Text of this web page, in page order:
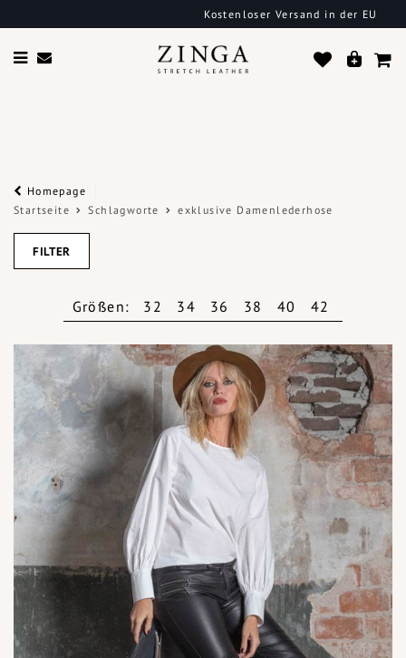
Kostenloser Versand in der EU
Homepage
Startseite
Schlagworte exklusive Damenlederhose
FILTER
Größen: 32 34 36 38 40 42